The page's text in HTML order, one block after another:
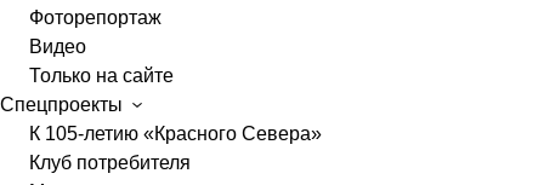
Фоторепортаж
Видео
Только на сайте
Спецпроекты
К 105-летию «Красного Севера»
Клуб потребителя